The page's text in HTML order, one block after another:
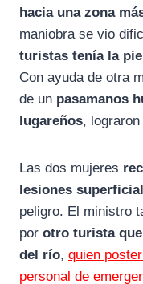
hacia una zona
maniobra se vio
turistas tenía la
Con ayuda de otra
de un pasamanos
lugareños,
Las dos mujeres
lesiones
peligro. El ministro
por otro turista
del río, quien
personal de